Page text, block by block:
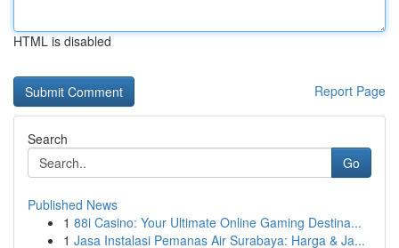
HTML is disabled
Report Page
Search
Go
Published News
1 88i Casino: Your Ultimate Online Gaming Destina...
1 Jasa Instalasi Pemanas Air Surabaya: Harga & Ja...